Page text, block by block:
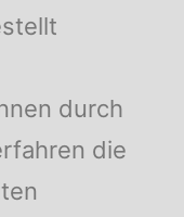
durch
die